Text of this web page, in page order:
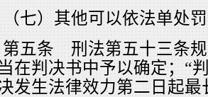
（七）其他可以依法单处
第五条 刑法第五十三条规
在判决书中予以确定；“
发生法律效力第二日起